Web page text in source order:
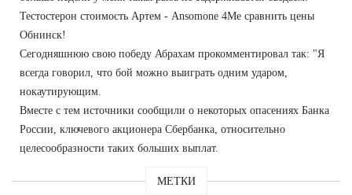
Тестостерон стоимость Артем - Ansomone 4Me сравнить цены
Обнинск!
Сегодняшнюю свою победу Абрахам прокомментировал так: "Я
всегда говорил, что бой можно выиграть одним ударом,
нокаутирующим.
Вместе с тем источники сообщили о некоторых опасениях Банка
России, ключевого акционера Сбербанка, относительно
целесообразности таких больших выплат.
МЕТКИ